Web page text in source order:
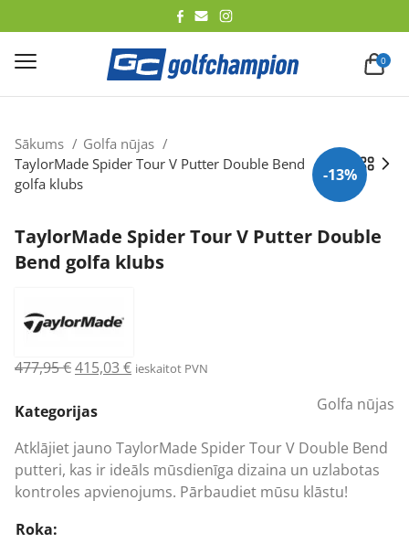
0
-13%
Sākums
Golfa nūjas
TaylorMade Spider Tour V Putter Double Bend
golfa klubs
TaylorMade Spider Tour V Putter Double
Bend golfa klubs
477,95€Original
was:
415,03 €Current
ieskaitot PVN
Kategorijas Golfa nūjas
Atklājiet jauno TaylorMade Spider Tour V Double Bend
putteri, kas ir ideāls mūsdienīga dizaina un uzlabotas
kontroles apvienojums. Pārbaudiet mūsu klāstu!
Roka: